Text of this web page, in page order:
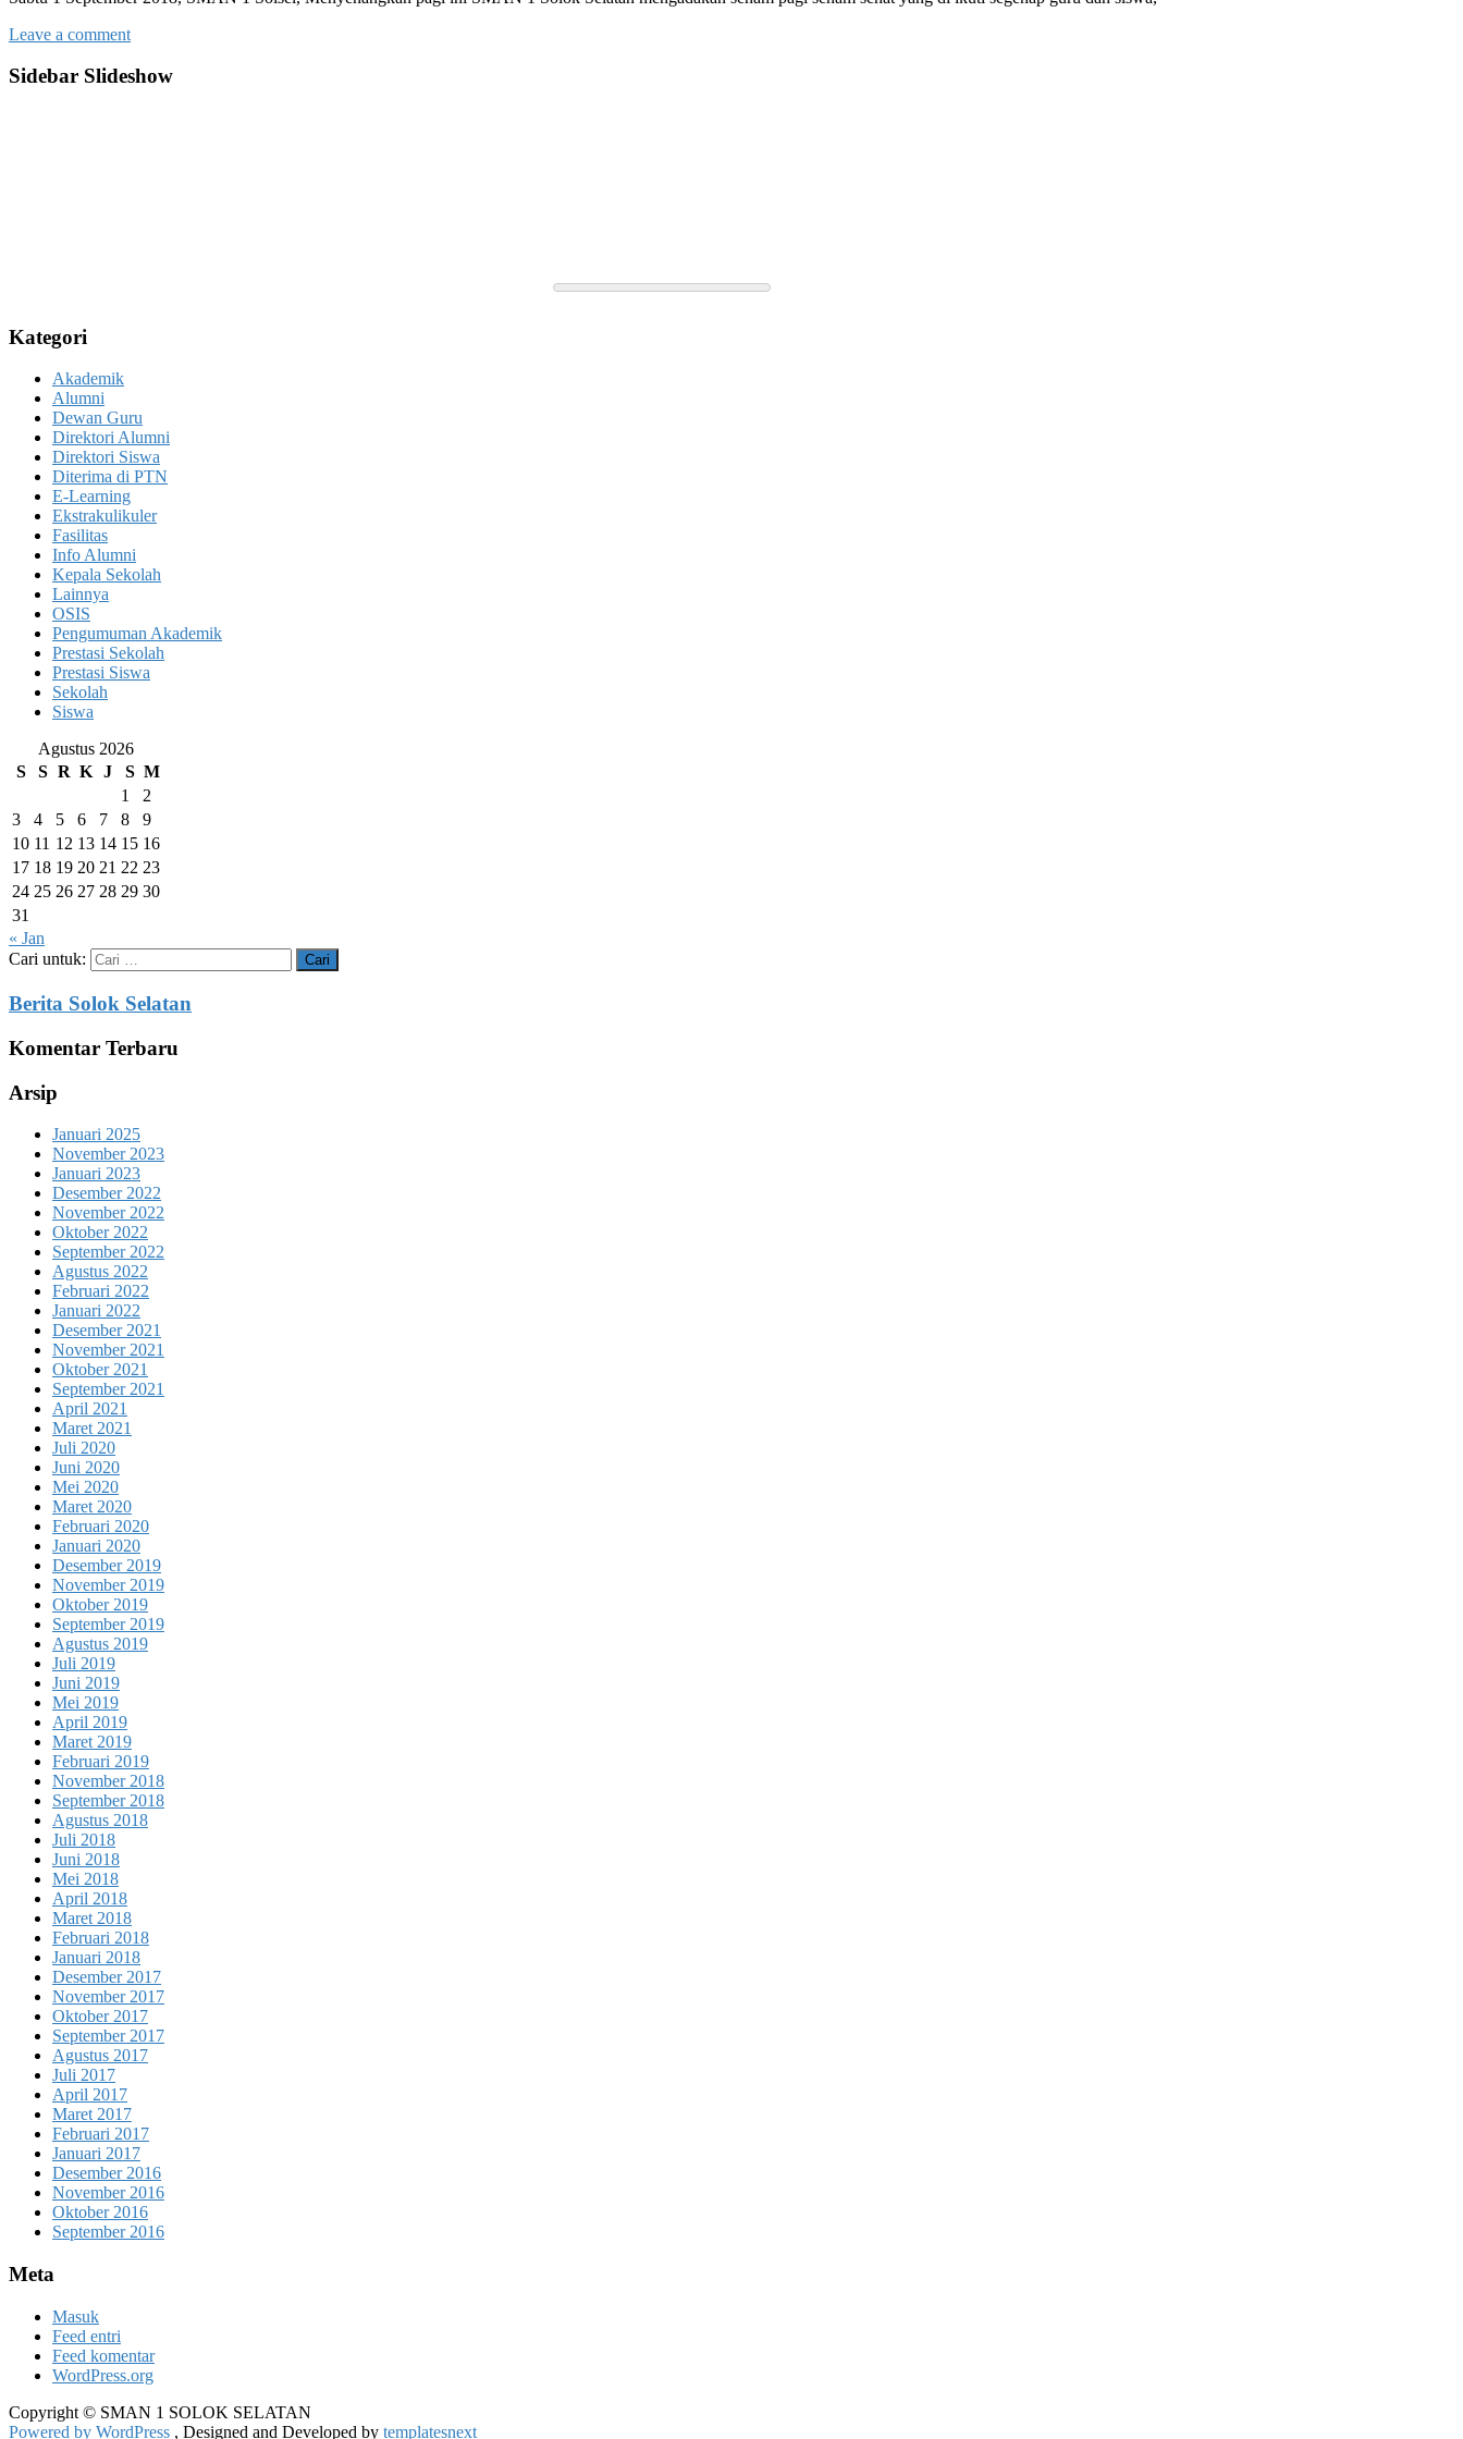
Leave a comment
Sidebar Slideshow
Kategori
Akademik
Alumni
Dewan Guru
Direktori Alumni
Direktori Siswa
Diterima di PTN
E-Learning
Ekstrakulikuler
Fasilitas
Info Alumni
Kepala Sekolah
Lainnya
OSIS
Pengumuman Akademik
Prestasi Sekolah
Prestasi Siswa
Sekolah
Siswa
Agustus 2026
S
S R K J S M
1
2
3
4 5 6 7 8
9
10 11 12 13 14 15 16
17 18 19 20 21 22 23
24 25 26 27 28 29 30
31
« Jan
Cari untuk:
Berita Solok Selatan
Komentar Terbaru
Arsip
Januari 2025
November 2023
Januari 2023
Desember 2022
November 2022
Oktober 2022
September 2022
Agustus 2022
Februari 2022
Januari 2022
Desember 2021
November 2021
Oktober 2021
September 2021
April 2021
Maret 2021
Juli 2020
Juni 2020
Mei 2020
Maret 2020
Februari 2020
Januari 2020
Desember 2019
November 2019
Oktober 2019
September 2019
Agustus 2019
Juli 2019
Juni 2019
Mei 2019
April 2019
Maret 2019
Februari 2019
November 2018
September 2018
Agustus 2018
Juli 2018
Juni 2018
Mei 2018
April 2018
Maret 2018
Februari 2018
Januari 2018
Desember 2017
November 2017
Oktober 2017
September 2017
Agustus 2017
Juli 2017
April 2017
Maret 2017
Februari 2017
Januari 2017
Desember 2016
November 2016
Oktober 2016
September 2016
Meta
Masuk
Feed entri
Feed komentar
WordPress.org
Copyright © SMAN 1 SOLOK SELATAN
Powered by WordPress , Designed and Developed by templatesnext